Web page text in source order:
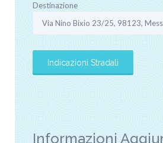
Destinazione
Informazioni